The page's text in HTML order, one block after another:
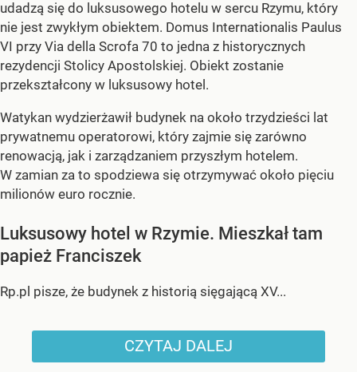
udadzą się do luksusowego hotelu w sercu Rzymu, który
nie jest zwykłym obiektem. Domus Internationalis Paulus
VI przy Via della Scrofa 70 to jedna z historycznych
rezydencji Stolicy Apostolskiej. Obiekt zostanie
przekształcony w luksusowy hotel.
Watykan wydzierżawił budynek na około trzydzieści lat
prywatnemu operatorowi, który zajmie się zarówno
renowacją, jak i zarządzaniem przyszłym hotelem.
W zamian za to spodziewa się otrzymywać około pięciu
milionów euro rocznie.
Luksusowy hotel w Rzymie. Mieszkał tam
papież Franciszek
Rp.pl pisze, że budynek z historią sięgającą XV...
CZYTAJ DALEJ